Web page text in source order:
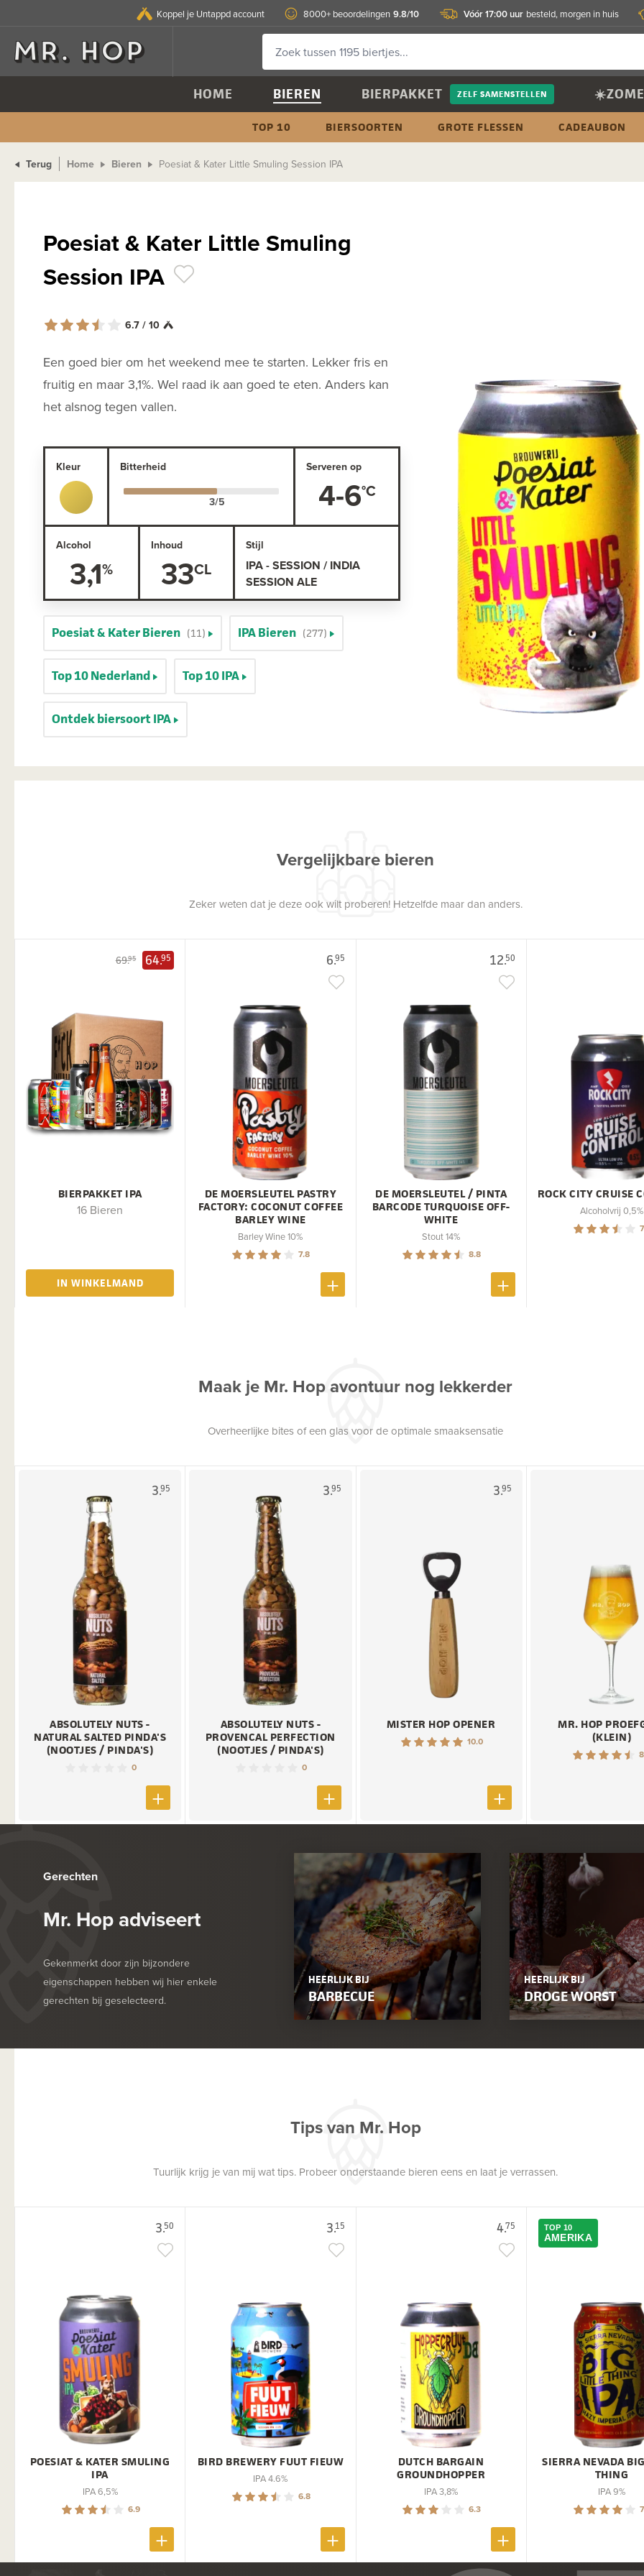
Koppel je Untappd account 8000+ beoordelingen 9.8/10 Vóór 17:00 uur besteld, morgen in huis
HOME BIEREN BIERPAKKET ZELF SAMENSTELLEN
TOP 10 BIERSOORTEN GROTE FLESSEN CADEAUBON
Terug Home Bieren Poesiat & Kater Little Smuling Session IPA
Poesiat & Kater Little Smuling
Session IPA
6.7 / 10
Een goed bier om het weekend mee te starten. Lekker fris en
fruitig en maar 3,1%. Wel raad ik aan goed te eten. Anders kan
het alsnog tegen vallen.
Kleur Bitterheid Serveren op
4-6
Alcohol
3,1
Inhoud
33
Stijl
IPA - SESSION / INDIA
SESSION ALE
Poesiat & Kater Bieren (11) IPA Bieren (277)
Top 10 Nederland Top 10 IPA
Ontdek biersoort IPA
Vergelijkbare bieren
Zeker weten dat je deze ook wilt proberen! Hetzelfde maar dan anders.
69.95 64.95
BIERPAKKET IPA
16 Bieren
IN WINKELMAND
6.95
DE MOERSLEUTEL PASTRY
FACTORY: COCONUT COFFEE
BARLEY WINE
Barley Wine 10%
7.8
12.50
DE MOERSLEUTEL / PINTA
BARCODE TURQUOISE OFF-
WHITE
Stout 14%
8.8
ROCK CITY CRUISE
Alcoholvrij 0,5%
Maak je Mr. Hop avontuur nog lekkerder
Overheerlijke bites of een glas voor de optimale smaaksensatie
3.95
ABSOLUTELY NUTS -
NATURAL SALTED PINDA'S
(NOOTJES / PINDA'S)
0
3.95
ABSOLUTELY NUTS -
PROVENCAL PERFECTION
(NOOTJES / PINDA'S)
0
3.95
MISTER HOP OPENER
10.0
MR. HOP
(KLEIN)
Gerechten
Mr. Hop adviseert
Gekenmerkt door zijn bijzondere
eigenschappen hebben wij hier enkele
gerechten bij geselecteerd.
HEERLIJK BIJ
BARBECUE
HEERLIJK BIJ
DROGE WORST
Tips van Mr. Hop
Tuurlijk krijg je van mij wat tips. Probeer onderstaande bieren eens en laat je verrassen.
3.50
POESIAT & KATER SMULING
IPA
IPA 6,5%
6.9
3.15
BIRD BREWERY FUUT FIEUW
IPA 4.6%
6.8
4.75
DUTCH BARGAIN
GROUNDHOPPER
IPA 3,8%
6.3
TOP 10
AMERIKA
SIERRA NEVADA
THING
IPA 9%